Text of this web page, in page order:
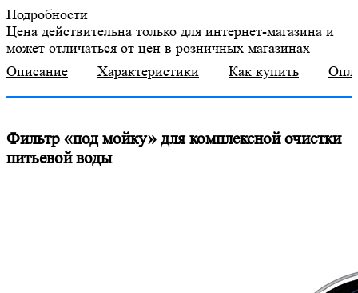
Подробности
Цена действительна только для интернет-магазина и
может отличаться от цен в розничных магазинах
Описание
Характеристики Как купить
Фильтр «под мойку» для комплексной очистки
питьевой воды